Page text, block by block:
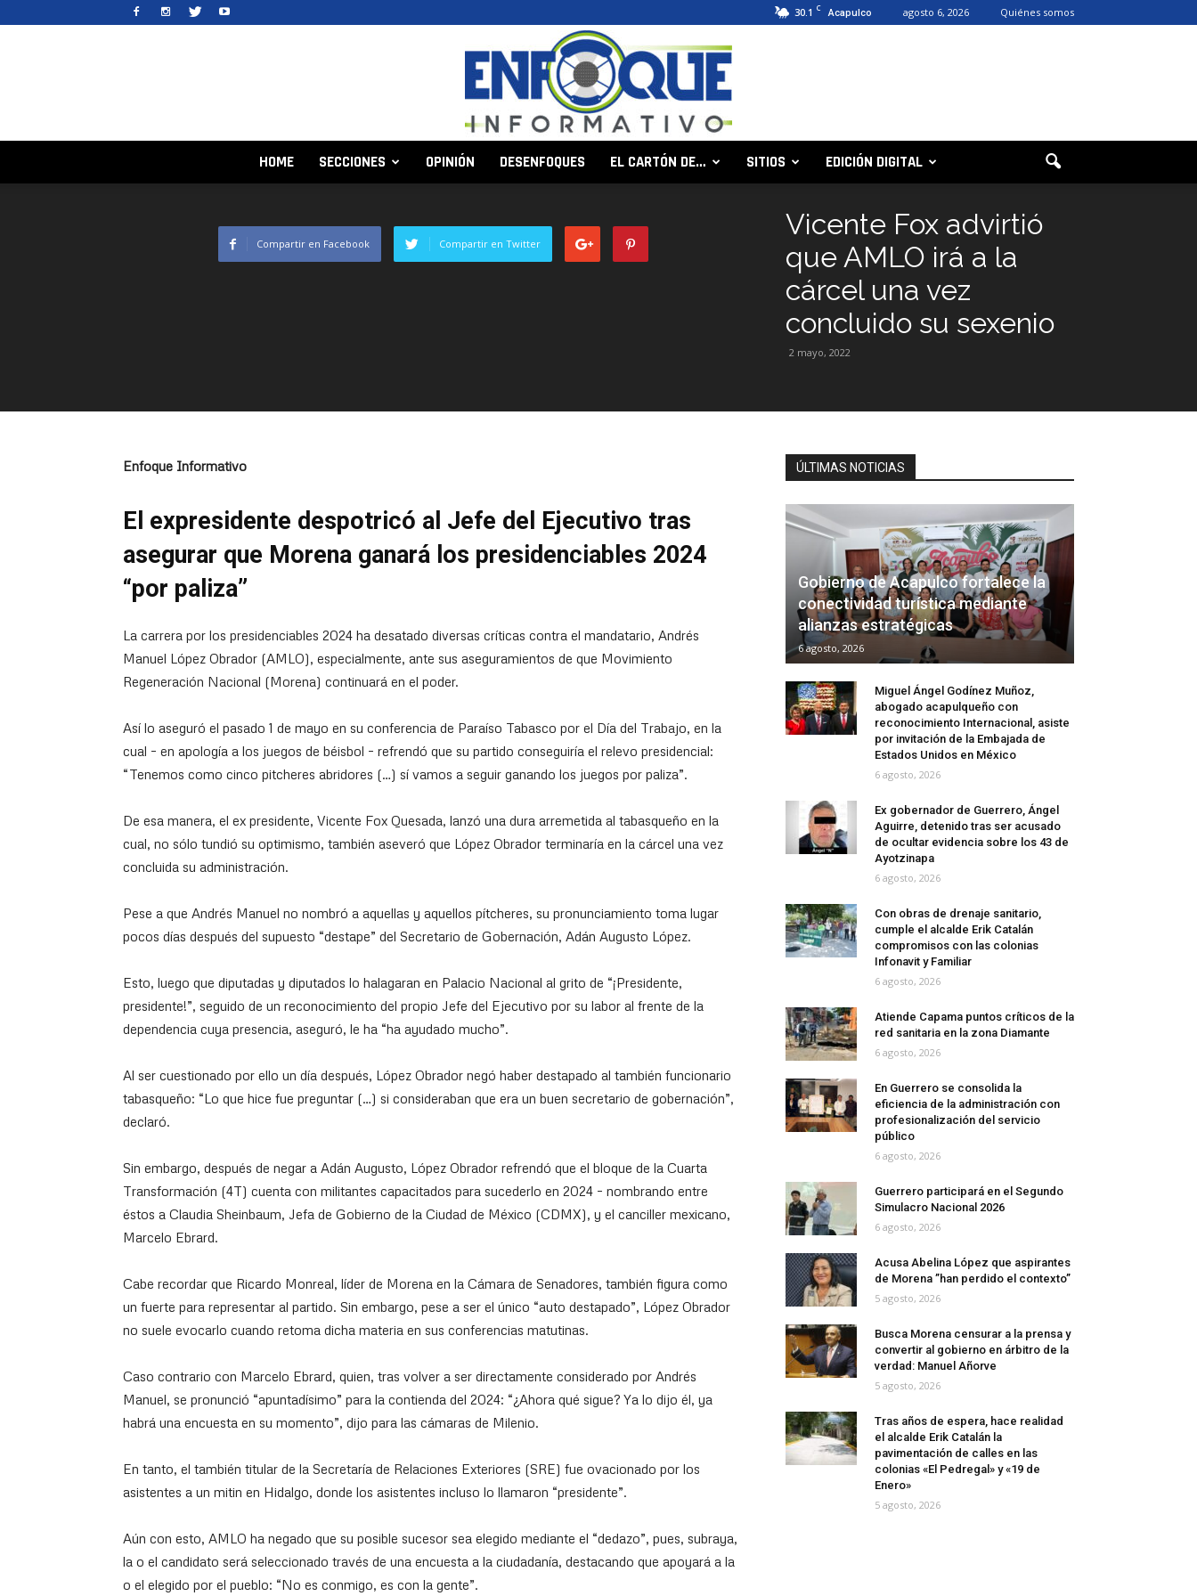
30.1 C Acapulco agosto 6, 2026 Quiénes somos
HOME SECCIONES OPINIÓN DESENFOQUES EL CARTÓN DE… SITIOS EDICIÓN DIGITAL
Vicente Fox advirtió
que AMLO irá a la
cárcel una vez
concluido su sexenio
2 mayo, 2022
Compartir en Facebook Compartir en Twitter
Enfoque Informativo
El expresidente despotricó al Jefe del Ejecutivo tras
asegurar que Morena ganará los presidenciables 2024
“por paliza”
La carrera por los presidenciables 2024 ha desatado diversas críticas contra el mandatario, Andrés
Manuel López Obrador (AMLO), especialmente, ante sus aseguramientos de que Movimiento
Regeneración Nacional (Morena) continuará en el poder.
Así lo aseguró el pasado 1 de mayo en su conferencia de Paraíso Tabasco por el Día del Trabajo, en la
cual – en apología a los juegos de béisbol – refrendó que su partido conseguiría el relevo presidencial:
“Tenemos como cinco pitcheres abridores (…) sí vamos a seguir ganando los juegos por paliza”.
De esa manera, el ex presidente, Vicente Fox Quesada, lanzó una dura arremetida al tabasqueño en la
cual, no sólo tundió su optimismo, también aseveró que López Obrador terminaría en la cárcel una vez
concluida su administración.
Pese a que Andrés Manuel no nombró a aquellas y aquellos pítcheres, su pronunciamiento toma lugar
pocos días después del supuesto “destape” del Secretario de Gobernación, Adán Augusto López.
Esto, luego que diputadas y diputados lo halagaran en Palacio Nacional al grito de “¡Presidente,
presidente!”, seguido de un reconocimiento del propio Jefe del Ejecutivo por su labor al frente de la
dependencia cuya presencia, aseguró, le ha “ha ayudado mucho”.
Al ser cuestionado por ello un día después, López Obrador negó haber destapado al también funcionario
tabasqueño: “Lo que hice fue preguntar (…) si consideraban que era un buen secretario de gobernación”,
declaró.
Sin embargo, después de negar a Adán Augusto, López Obrador refrendó que el bloque de la Cuarta
Transformación (4T) cuenta con militantes capacitados para sucederlo en 2024 – nombrando entre
éstos a Claudia Sheinbaum, Jefa de Gobierno de la Ciudad de México (CDMX), y el canciller mexicano,
Marcelo Ebrard.
Cabe recordar que Ricardo Monreal, líder de Morena en la Cámara de Senadores, también figura como
un fuerte para representar al partido. Sin embargo, pese a ser el único “auto destapado”, López Obrador
no suele evocarlo cuando retoma dicha materia en sus conferencias matutinas.
Caso contrario con Marcelo Ebrard, quien, tras volver a ser directamente considerado por Andrés
Manuel, se pronunció “apuntadísimo” para la contienda del 2024: “¿Ahora qué sigue? Ya lo dijo él, ya
habrá una encuesta en su momento”, dijo para las cámaras de Milenio.
En tanto, el también titular de la Secretaría de Relaciones Exteriores (SRE) fue ovacionado por los
asistentes a un mitin en Hidalgo, donde los asistentes incluso lo llamaron “presidente”.
Aún con esto, AMLO ha negado que su posible sucesor sea elegido mediante el “dedazo”, pues, subraya,
la o el candidato será seleccionado través de una encuesta a la ciudadanía, destacando que apoyará a la
o el elegido por el pueblo: “No es conmigo, es con la gente”.
ÚLTIMAS NOTICIAS
Gobierno de Acapulco fortalece la
conectividad turística mediante
alianzas estratégicas
6 agosto, 2026
Miguel Ángel Godínez Muñoz,
abogado acapulqueño con
reconocimiento Internacional, asiste
por invitación de la Embajada de
Estados Unidos en México
6 agosto, 2026
Ex gobernador de Guerrero, Ángel
Aguirre, detenido tras ser acusado
de ocultar evidencia sobre los 43 de
Ayotzinapa
6 agosto, 2026
Con obras de drenaje sanitario,
cumple el alcalde Erik Catalán
compromisos con las colonias
Infonavit y Familiar
6 agosto, 2026
Atiende Capama puntos críticos de la
red sanitaria en la zona Diamante
6 agosto, 2026
En Guerrero se consolida la
eficiencia de la administración con
profesionalización del servicio
público
6 agosto, 2026
Guerrero participará en el Segundo
Simulacro Nacional 2026
6 agosto, 2026
Acusa Abelina López que aspirantes
de Morena ”han perdido el contexto”
5 agosto, 2026
Busca Morena censurar a la prensa y
convertir al gobierno en árbitro de la
verdad: Manuel Añorve
5 agosto, 2026
Tras años de espera, hace realidad
el alcalde Erik Catalán la
pavimentación de calles en las
colonias «El Pedregal» y «19 de
Enero»
5 agosto, 2026